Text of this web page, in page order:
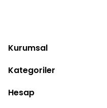
Kurumsal
Kategoriler
Hesap